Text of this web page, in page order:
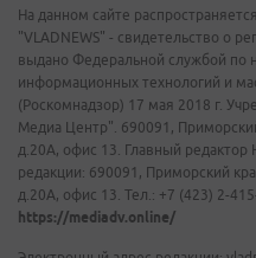
На данном сайте
"VLADNEWS" - свидетельство о
выдано Федеральной службой по
информационных технологий и
(Роскомнадзор) 17 мая 2018 г.
Медиа Центр". 690091,
д.20А, офис 13. Главный
редакции: 690091, Приморский
д.20А, офис 13. Тел.: +7 (423) 2-
https://mediadv.online/